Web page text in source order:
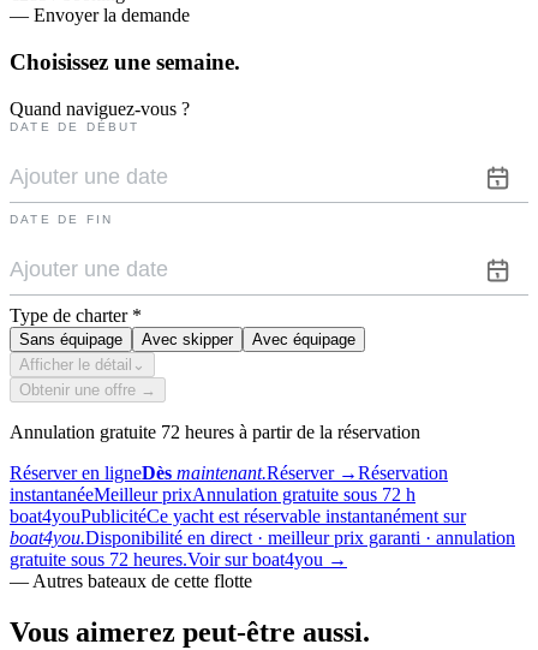
— Envoyer la demande
Choisissez une semaine.
Quand naviguez-vous ?
DATE DE DÉBUT
DATE DE FIN
Type de charter *
Sans équipage Avec skipper
Avec équipage
Afficher le détail ⌄
Obtenir une offre →
Annulation gratuite 72 heures à partir de la réservation
Réserver en ligneDès maintenant.Réserver →Réservation
instantanéeMeilleur prixAnnulation gratuite sous 72 h
boat4youPublicitéCe yacht est réservable instantanément sur
boat4you.Disponibilité en direct · meilleur prix garanti · annulation
gratuite sous 72 heures.Voir sur boat4you →
— Autres bateaux de cette flotte
Vous aimerez peut-être aussi.